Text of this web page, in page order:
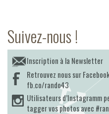
Suivez-nous !
Inscription à la Newsletter
Retrouvez nous sur
fb.co/rando43
Utilisateurs d’Instagramm
tagger vos photos avec